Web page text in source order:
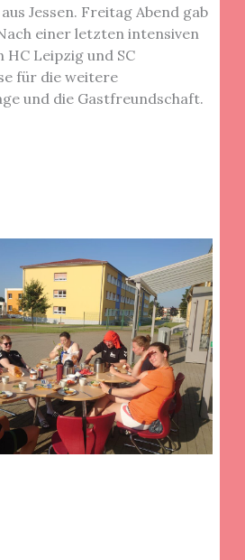
Jessen. Freitag Abend gab
einer letzten intensiven
Leipzig und SC
für die weitere
und die Gastfreundschaft.